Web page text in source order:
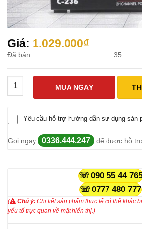
Giá: 1.029.000₫
Đã bán: 35
Bộ Khuếch Đại Âm Thanh Ô Tô 2
MUA NGAY
Yêu cầu hỗ trợ hướng dẫn sử dụng sản
Gọi ngay 0336.444.247 để được hỗ
090 55 44 765
0777 480 777
( Chú ý: Chi tiết sản phẩm thực tế có thể khác
yếu tố trực quan về mặt hiển thị.)